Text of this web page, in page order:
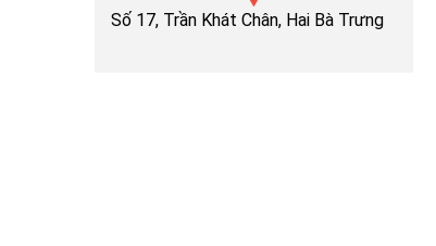
Số 17, Trần Khát Chân, Hai Bà Trưng